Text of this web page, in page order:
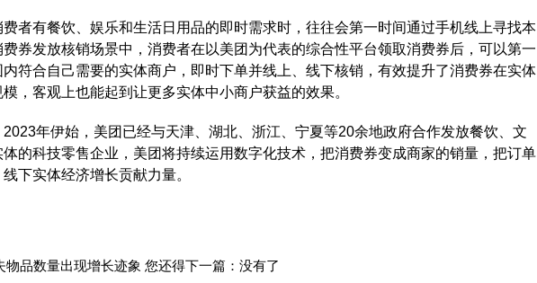
有餐饮、娱乐和生活日用品的即时需求时，往往会第一时间通过手机线上寻找本
券发放核销场景中，消费者在以美团为代表的综合性平台领取消费券后，可以第一
符合自己需要的实体商户，即时下单并线上、线下核销，有效提升了消费券在实体
，客观上也能起到让更多实体中小商户获益的效果。
年伊始，美团已经与天津、湖北、浙江、宁夏等20余地政府合作发放餐饮、文
的科技零售企业，美团将持续运用数字化技术，把消费券变成商家的销量，把订单
下实体经济增长贡献力量。
物品数量出现增长迹象 您还得下一篇：没有了